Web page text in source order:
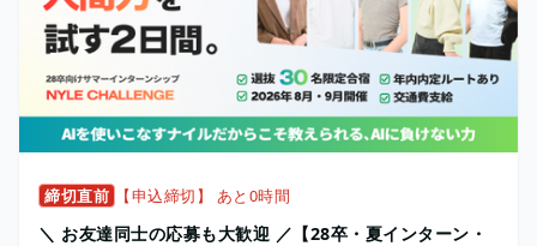
締切直前 【申込締切】 あと0時間
＼ お友達同士の応募も大歓迎 ／【28卒・夏インターン・